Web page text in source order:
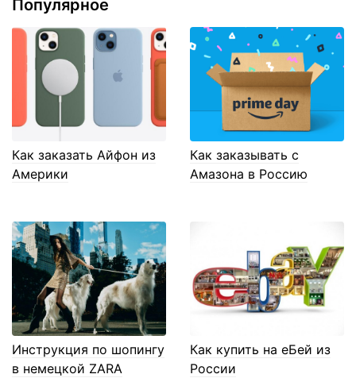
Популярное
Как заказать Айфон из
Америки
Как заказывать с
Амазона в Россию
Инструкция по шопингу
в немецкой ZARA
Как купить на еБей из
России